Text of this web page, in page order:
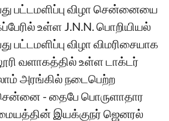
பட்டமளிப்பு விழா சென்னையை
உள்ள J.N.N. பொறியியல்
பட்டமளிப்பு விழா விமரிசையாக
வளாகத்தில் உள்ள டாக்டர்
அரங்கில் நடைபெற்ற
- தைபே பொருளாதார
இயக்குநர் ஜெனரல்